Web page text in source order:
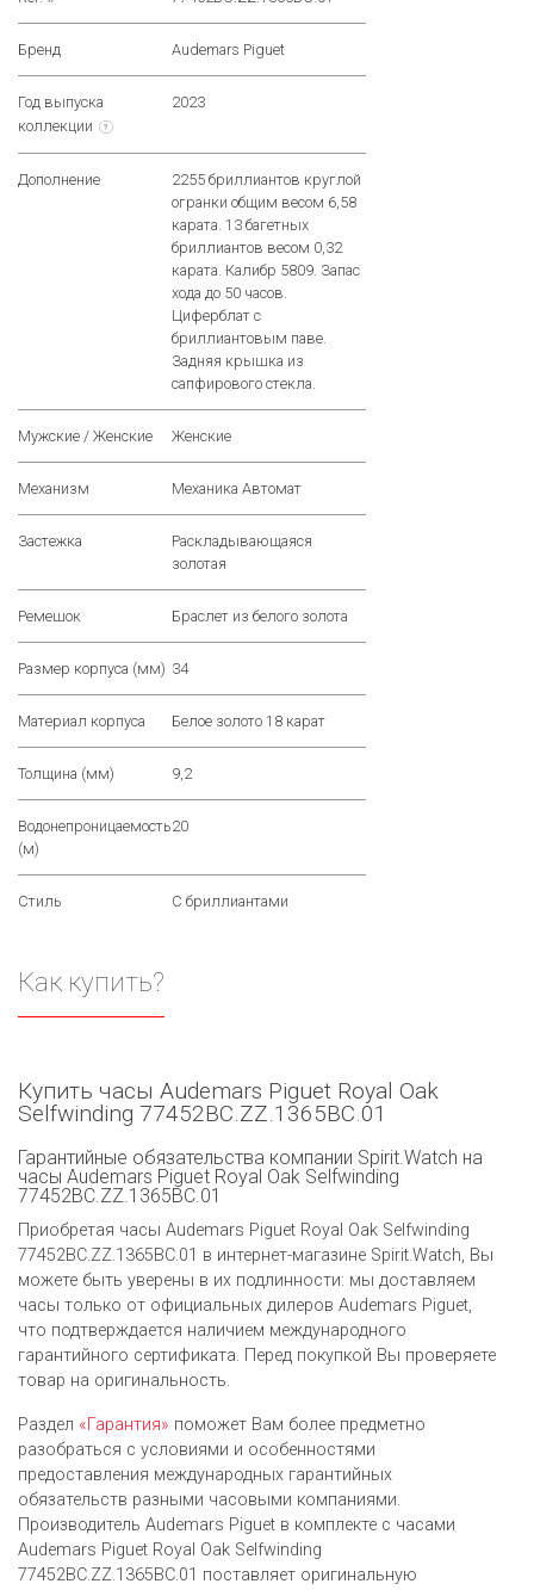
Бренд Audemars Piguet
Год выпуска
коллекции
?
2023
Дополнение
2255 бриллиантов круглой
огранки общим весом 6,58
карата. 13 багетных
бриллиантов весом 0,32
карата. Калибр 5809. Запас
хода до 50 часов.
Циферблат с
бриллиантовым паве.
Задняя крышка из
сапфирового стекла.
Мужские / Женские Женские
Механизм Механика Автомат
Застежка
Раскладывающаяся
золотая
Ремешок Браслет из белого золота
Размер корпуса (мм) 34
Материал корпуса Белое золото 18 карат
Толщина (мм) 9,2
Водонепроницаемость
(м)
20
Стиль С бриллиантами
Как купить?
Купить часы Audemars Piguet Royal Oak
Selfwinding 77452BC.ZZ.1365BC.01
Гарантийные обязательства компании Spirit.Watch на
часы Audemars Piguet Royal Oak Selfwinding
77452BC.ZZ.1365BC.01
Приобретая часы Audemars Piguet Royal Oak Selfwinding
77452BC.ZZ.1365BC.01 в интернет-магазине Spirit.Watch, Вы
можете быть уверены в их подлинности: мы доставляем
часы только от официальных дилеров Audemars Piguet,
что подтверждается наличием международного
гарантийного сертификата. Перед покупкой Вы проверяете
товар на оригинальность.
Раздел «Гарантия» поможет Вам более предметно
разобраться с условиями и особенностями
предоставления международных гарантийных
обязательств разными часовыми компаниями.
Производитель Audemars Piguet в комплекте с часами
Audemars Piguet Royal Oak Selfwinding
77452BC.ZZ.1365BC.01 поставляет оригинальную